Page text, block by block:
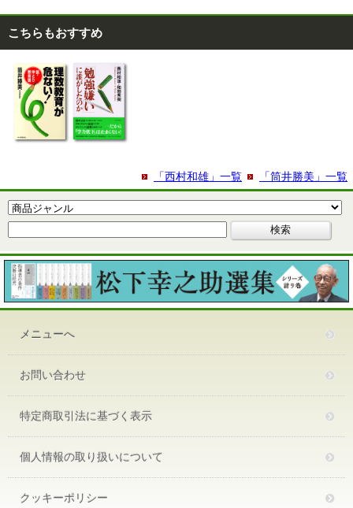
こちらもおすすめ
「筒井勝美」一覧
「西村和雄」一覧
メニューへ
お問い合わせ
特定商取引法に基づく表示
個人情報の取り扱いについて
クッキーポリシー